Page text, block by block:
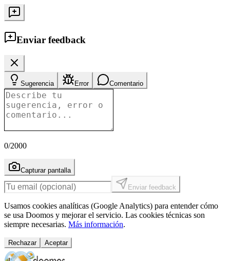
Enviar feedback
Sugerencia Error Comentario
0/2000
Capturar pantalla
Enviar feedback
Usamos cookies analíticas (Google Analytics) para entender cómo
se usa Doomos y mejorar el servicio. Las cookies técnicas son
siempre necesarias. Más información.
Rechazar Aceptar